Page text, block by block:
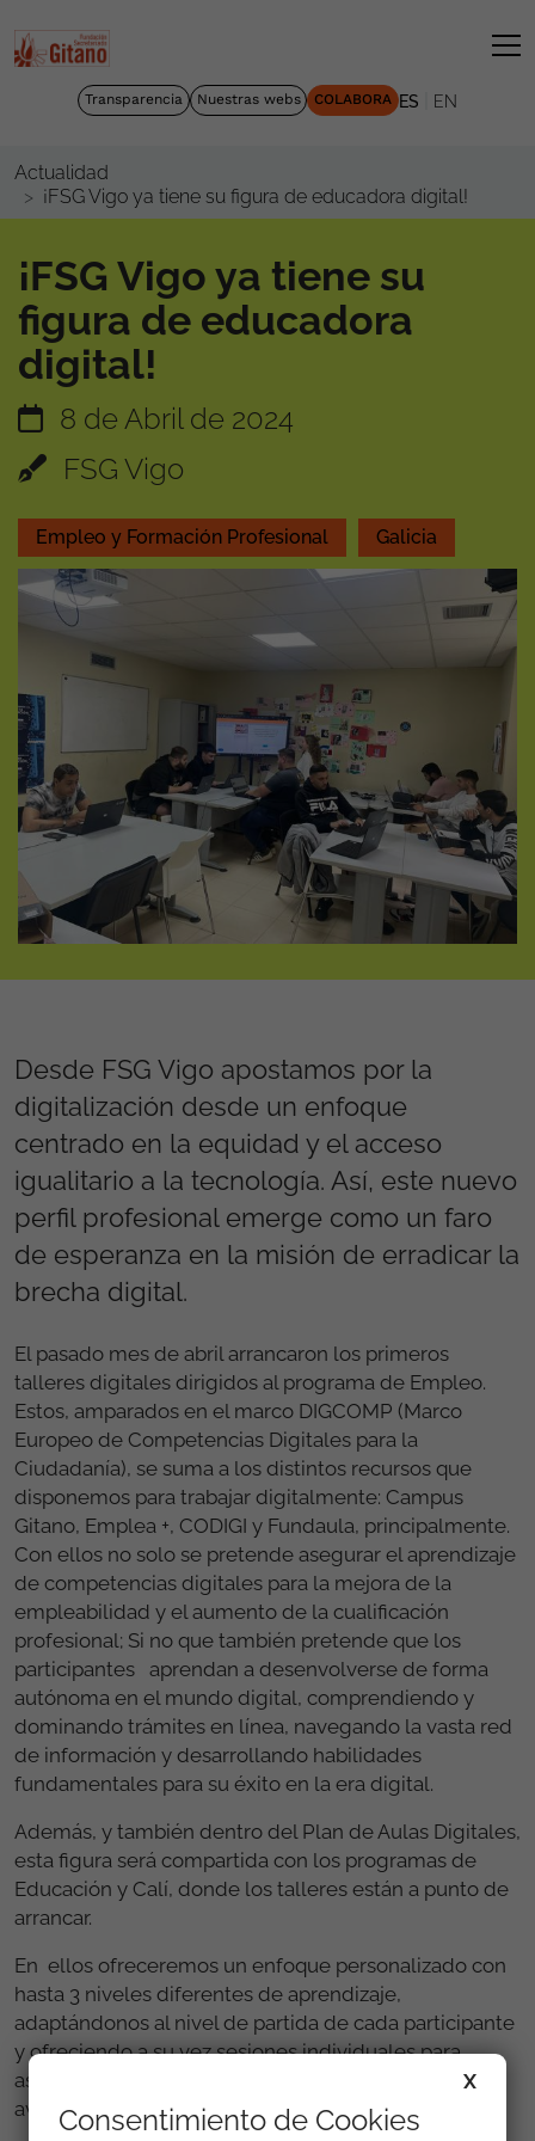
Transparencia Nuestras webs COLABORA ES EN
Actualidad
¡FSG Vigo ya tiene su figura de educadora digital!
¡FSG Vigo ya tiene su
figura de educadora
digital!
8 de Abril de 2024
FSG Vigo
Empleo y Formación Profesional Galicia
Desde FSG Vigo apostamos por la
digitalización desde un enfoque
centrado en la equidad y el acceso
igualitario a la tecnología. Así, este nuevo
perfil profesional emerge como un faro
de esperanza en la misión de erradicar la
brecha digital.
El pasado mes de abril arrancaron los primeros
talleres digitales dirigidos al programa de Empleo.
Estos, amparados en el marco DIGCOMP (Marco
Europeo de Competencias Digitales para la
Ciudadanía), se suma a los distintos recursos que
disponemos para trabajar digitalmente: Campus
Gitano, Emplea +, CODIGI y Fundaula, principalmente.
Con ellos no solo se pretende asegurar el aprendizaje
de competencias digitales para la mejora de la
empleabilidad y el aumento de la cualificación
profesional; Si no que también pretende que los
participantes aprendan a desenvolverse de forma
autónoma en el mundo digital, comprendiendo y
dominando trámites en línea, navegando la vasta red
de información y desarrollando habilidades
fundamentales para su éxito en la era digital.
Además, y también dentro del Plan de Aulas Digitales,
esta figura será compartida con los programas de
Educación y Calí, donde los talleres están a punto de
arrancar.
En ellos ofreceremos un enfoque personalizado con
hasta 3 niveles diferentes de aprendizaje,
adaptándonos al nivel de partida de cada participante
y ofreciendo a su vez sesiones individuales para
asegurarnos de que nadie se quede atrás en esta
aventura.
X
Consentimiento de Cookies